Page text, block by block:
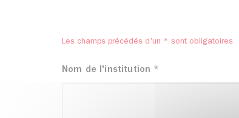
Les champs précédés d'un * sont obligatoires
Nom de l'institution *